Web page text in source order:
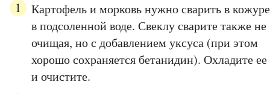
Картофель и морковь нужно сварить в кожуре
в подсоленной воде. Свеклу сварите также не
очищая, но с добавлением уксуса (при этом
хорошо сохраняется бетанидин). Охладите ее
и очистите.